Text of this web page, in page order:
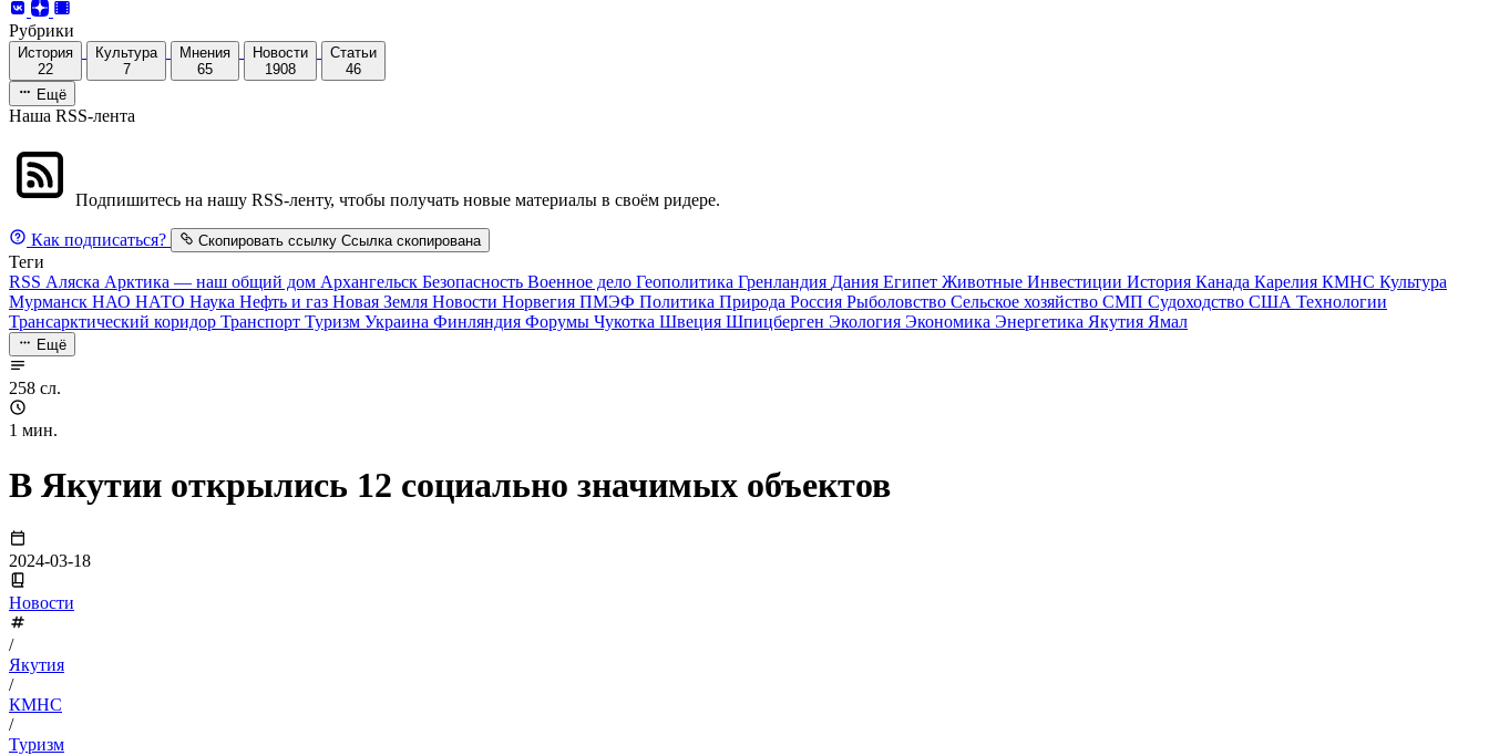
Рубрики
История
22
Культура
7
Мнения
65
Новости
1908
Статьи
46
Ещё
Наша RSS-лента
Подпишитесь на нашу RSS-ленту, чтобы получать новые материалы в своём ридере.
Как подписаться? Скопировать ссылку Ссылка скопирована
Теги
RSS Аляска Арктика — наш общий дом Архангельск Безопасность Военное дело Геополитика Гренландия Дания Египет Животные Инвестиции История Канада Карелия КМНС Культура
Мурманск НАО НАТО Наука Нефть и газ Новая Земля Новости Норвегия ПМЭФ Политика Природа Россия Рыболовство Сельское хозяйство СМП Судоходство США Технологии
Трансарктический коридор Транспорт Туризм Украина Финляндия Форумы Чукотка Швеция Шпицберген Экология Экономика Энергетика Якутия Ямал
Ещё
258 сл.
1 мин.
В Якутии открылись 12 социально значимых объектов
2024-03-18
Новости
/
Якутия
/
КМНС
/
Туризм